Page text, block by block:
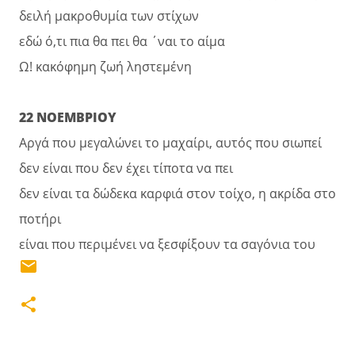
δειλή μακροθυμία των στίχων
εδώ ό,τι πια θα πει θα ΄ναι το αίμα
Ω! κακόφημη ζωή ληστεμένη
22 ΝΟΕΜΒΡΙΟΥ
Αργά που μεγαλώνει το μαχαίρι, αυτός που σιωπεί
δεν είναι που δεν έχει τίποτα να πει
δεν είναι τα δώδεκα καρφιά στον τοίχο, η ακρίδα στο
ποτήρι
είναι που περιμένει να ξεσφίξουν τα σαγόνια του